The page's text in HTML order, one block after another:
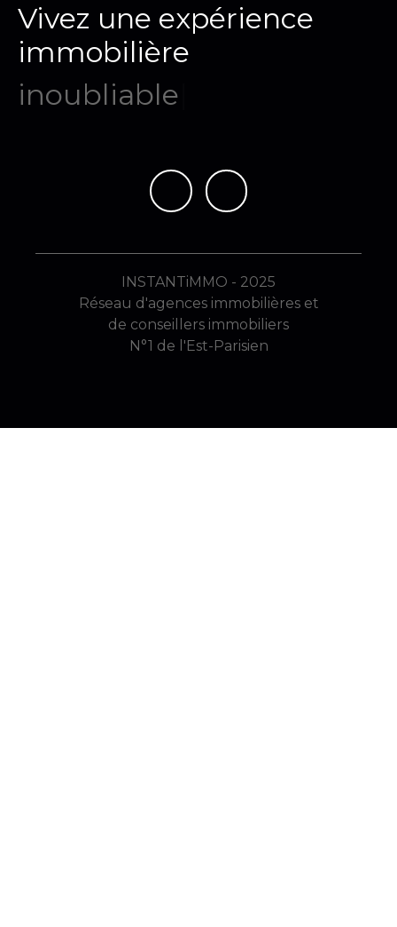
Vivez une expérience
immobilière
m|
INSTANTiMMO - 2025
Réseau d'agences immobilières et
de conseillers immobiliers
N°1 de l'Est-Parisien